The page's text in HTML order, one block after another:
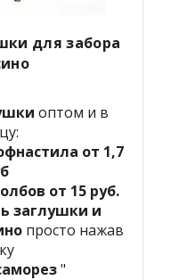
для забора
оптом и в
от 1,7
от 15 руб.
заглушки и
просто нажав
"